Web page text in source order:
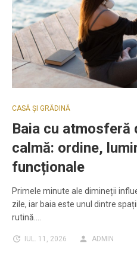
CASĂ ȘI GRĂDINĂ
Baia cu atmosferă
calmă: ordine,
funcționale
Primele minute ale dimineții
zile, iar baia este unul dintre
rutină.…
IUL. 11, 2026 ADMIN